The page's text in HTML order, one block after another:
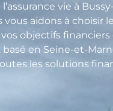
vie à
vous aidons à choisir
objectifs financiers
en Seine-et-
les solutions